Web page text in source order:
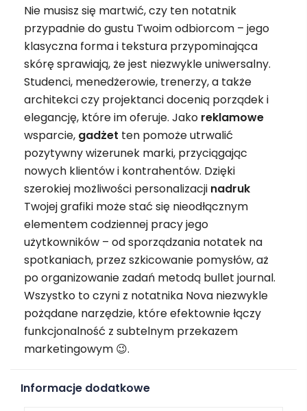
Nie musisz się martwić, czy ten notatnik
przypadnie do gustu Twoim odbiorcom – jego
klasyczna forma i tekstura przypominająca
skórę sprawiają, że jest niezwykle uniwersalny.
Studenci, menedżerowie, trenerzy, a także
architekci czy projektanci docenią porządek i
elegancję, które im oferuje. Jako reklamowe
wsparcie, gadżet ten pomoże utrwalić
pozytywny wizerunek marki, przyciągając
nowych klientów i kontrahentów. Dzięki
szerokiej możliwości personalizacji nadruk
Twojej grafiki może stać się nieodłącznym
elementem codziennej pracy jego
użytkowników – od sporządzania notatek na
spotkaniach, przez szkicowanie pomysłów, aż
po organizowanie zadań metodą bullet journal.
Wszystko to czyni z notatnika Nova niezwykle
pożądane narzędzie, które efektownie łączy
funkcjonalność z subtelnym przekazem
marketingowym 😉.
Informacje dodatkowe